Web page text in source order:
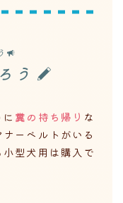
う
糞の持ち帰り な
ーベルトがいる
型犬用は購入で